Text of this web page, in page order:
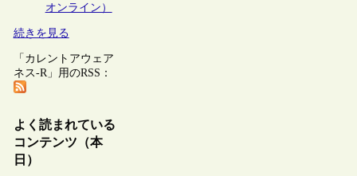
オンライン）
続きを見る
「カレントアウェア
ネス-R」用のRSS：
よく読まれている
コンテンツ（本
日）